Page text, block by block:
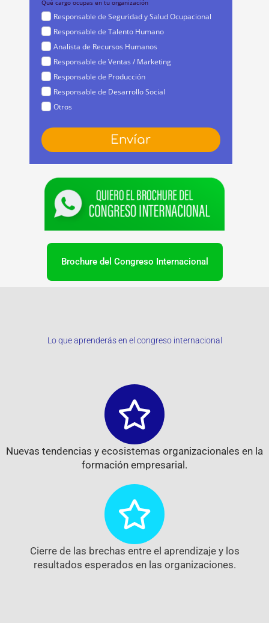
Qué cargo ocupas en tu organización
Responsable de Seguridad y Salud Ocupacional
Responsable de Talento Humano
Analista de Recursos Humanos
Responsable de Ventas / Marketing
Responsable de Producción
Responsable de Desarrollo Social
Otros
Envíar
Brochure del Congreso Internacional
Lo que aprenderás en el congreso internacional
Nuevas tendencias y ecosistemas organizacionales en la
formación empresarial.
Cierre de las brechas entre el aprendizaje y los
resultados esperados en las organizaciones.